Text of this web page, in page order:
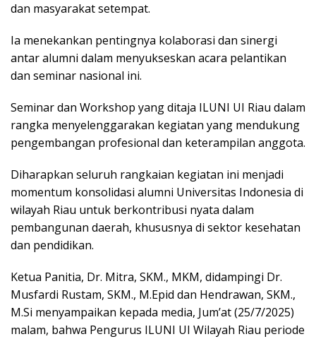
dan masyarakat setempat.
Ia menekankan pentingnya kolaborasi dan sinergi
antar alumni dalam menyukseskan acara pelantikan
dan seminar nasional ini.
Seminar dan Workshop yang ditaja ILUNI UI Riau dalam
rangka menyelenggarakan kegiatan yang mendukung
pengembangan profesional dan keterampilan anggota.
Diharapkan seluruh rangkaian kegiatan ini menjadi
momentum konsolidasi alumni Universitas Indonesia di
wilayah Riau untuk berkontribusi nyata dalam
pembangunan daerah, khususnya di sektor kesehatan
dan pendidikan.
Ketua Panitia, Dr. Mitra, SKM., MKM, didampingi Dr.
Musfardi Rustam, SKM., M.Epid dan Hendrawan, SKM.,
M.Si menyampaikan kepada media, Jum’at (25/7/2025)
malam, bahwa Pengurus ILUNI UI Wilayah Riau periode